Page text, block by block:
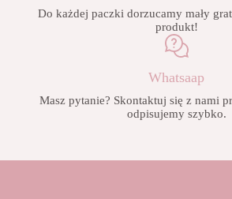
Do każdej paczki dorzucamy mały
produkt!
Whatsaap
Masz pytanie? Skontaktuj się z nami
odpisujemy szybko.